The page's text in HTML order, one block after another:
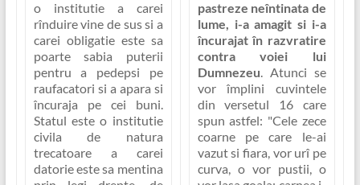
o institutie a carei
rînduire vine de sus si a
carei obligatie este sa
poarte sabia puterii
pentru a pedepsi pe
raufacatori si a apara si
încuraja pe cei buni.
Statul este o institutie
civila de natura
trecatoare a carei
datorie este sa mentina
pastreze neîntinata de
lume, i-a amagit si i-a
încurajat în razvratire
contra voiei lui
Dumnezeu. Atunci se
vor împlini cuvintele
din versetul 16 care
spun astfel: "Cele zece
coarne pe care le-ai
vazut si fiara, vor urî pe
curva, o vor pustii, o